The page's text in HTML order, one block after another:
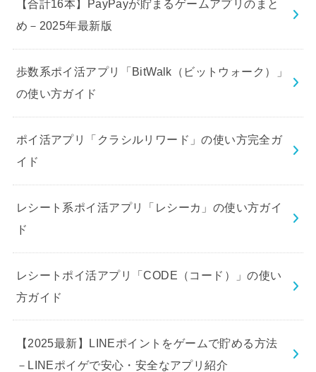
【合計16本】PayPayが貯まるゲームアプリのまと
め－2025年最新版
歩数系ポイ活アプリ「BitWalk（ビットウォーク）」
の使い方ガイド
ポイ活アプリ「クラシルリワード」の使い方完全ガ
イド
レシート系ポイ活アプリ「レシーカ」の使い方ガイ
ド
レシートポイ活アプリ「CODE（コード）」の使い
方ガイド
【2025最新】LINEポイントをゲームで貯める方法
－LINEポイゲで安心・安全なアプリ紹介